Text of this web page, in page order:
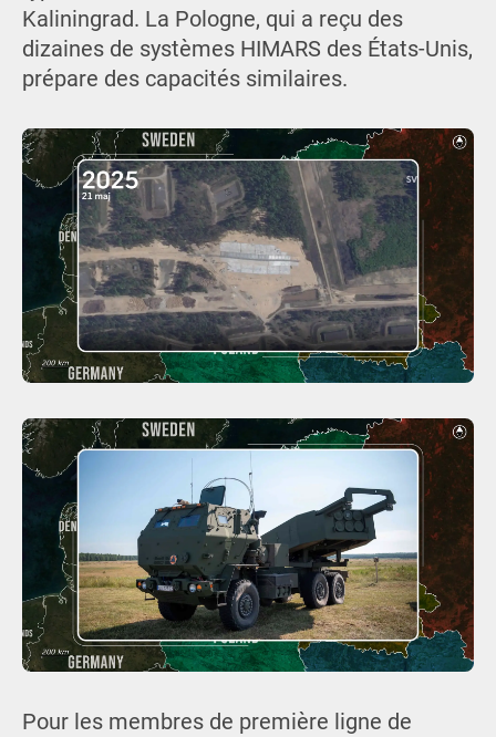
Kaliningrad. La Pologne, qui a reçu des
dizaines de systèmes HIMARS des États-Unis,
prépare des capacités similaires.
Pour les membres de première ligne de